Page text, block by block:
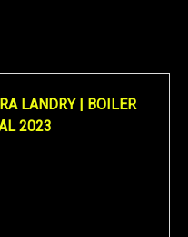
LANDRY | BOILER
2023